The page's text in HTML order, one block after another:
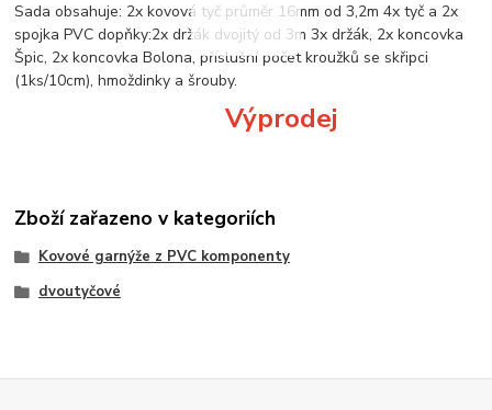
Sada obsahuje: 2x kovová tyč průměr 16mm od 3,2m 4x tyč a 2x
spojka PVC dopňky:2x držák dvojitý od 3m 3x držák, 2x koncovka
Špic, 2x koncovka Bolona, příslušní počet kroužků se skřipci
(1ks/10cm), hmoždinky a šrouby.
Výprodej
Zboží zařazeno v kategoriích
Kovové garnýže z PVC komponenty
dvoutyčové